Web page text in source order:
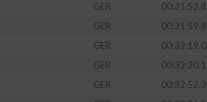
GER
00:31:52.8
GER
00:31:59.8
GER
00:32:19.0
GER
00:32:20.1
GER
00:32:52.3